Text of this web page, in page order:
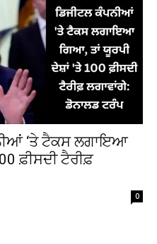
‘ਤੇ ਟੈਕਸ ਲਗਾਇਆ
ਫ਼ੀਸਦੀ ਟੈਰੀਫ਼
0